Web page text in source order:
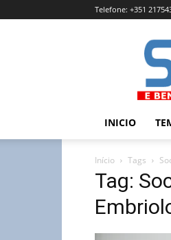
Telefone: +351
INICIO
Início Tags
Tag: